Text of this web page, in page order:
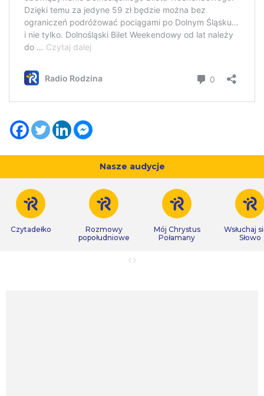
Nasze audycje
Czytadełko
Rozmowy
popołudniowe
Mój Chrystus
Połamany
Wsłuchaj
Słowo